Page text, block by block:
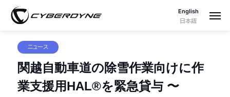
English
日本語
ニュース
関越自動車道の除雪作業向けに作
業支援用HAL®を緊急貸与 〜